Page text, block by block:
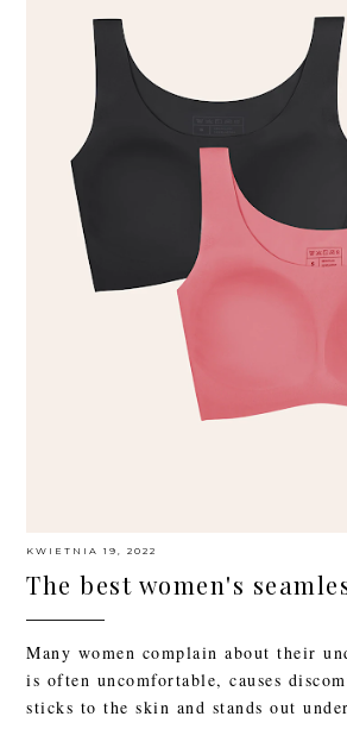
KWIETNIA 19, 2022
The best women's
Many women complain about their
is often uncomfortable, causes
sticks to the skin and stands out